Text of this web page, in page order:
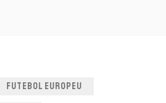
FUTEBOL EUROPEU